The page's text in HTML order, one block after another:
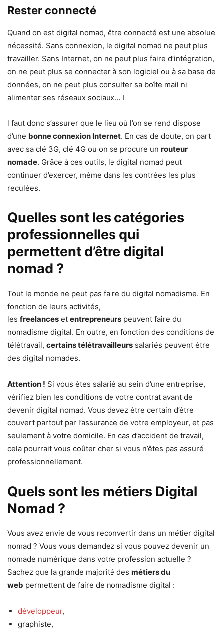
Rester connecté
Quand on est digital nomad, être connecté est une absolue
nécessité. Sans connexion, le digital nomad ne peut plus
travailler. Sans Internet, on ne peut plus faire d’intégration,
on ne peut plus se connecter à son logiciel ou à sa base de
données, on ne peut plus consulter sa boîte mail ni
alimenter ses réseaux sociaux… I
l faut donc s’assurer que le lieu où l’on se rend dispose
d’une bonne connexion Internet. En cas de doute, on part
avec sa clé 3G, clé 4G ou on se procure un routeur
nomade. Grâce à ces outils, le digital nomad peut
continuer d’exercer, même dans les contrées les plus
reculées.
Quelles sont les catégories
professionnelles qui
permettent d’être digital
nomad ?
Tout le monde ne peut pas faire du digital nomadisme. En
fonction de leurs activités,
les freelances et entrepreneurs peuvent faire du
nomadisme digital. En outre, en fonction des conditions de
télétravail, certains télétravailleurs salariés peuvent être
des digital nomades.
Attention ! Si vous êtes salarié au sein d’une entreprise,
vérifiez bien les conditions de votre contrat avant de
devenir digital nomad. Vous devez être certain d’être
couvert partout par l’assurance de votre employeur, et pas
seulement à votre domicile. En cas d’accident de travail,
cela pourrait vous coûter cher si vous n’êtes pas assuré
professionnellement.
Quels sont les métiers Digital
Nomad ?
Vous avez envie de vous reconvertir dans un métier digital
nomad ? Vous vous demandez si vous pouvez devenir un
nomade numérique dans votre profession actuelle ?
Sachez que la grande majorité des métiers du
web permettent de faire de nomadisme digital :
développeur,
graphiste,